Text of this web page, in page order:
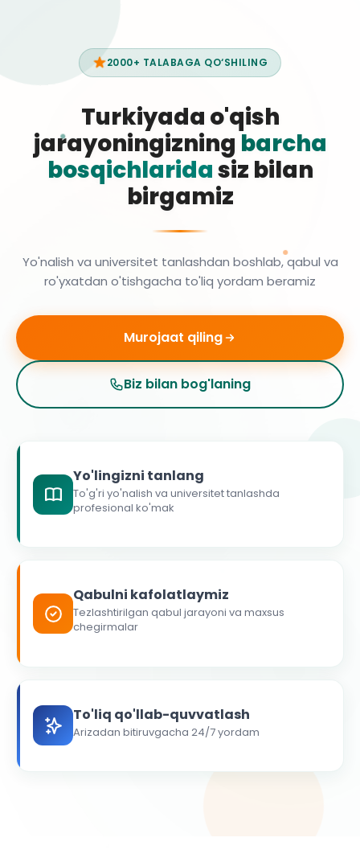
2000+ TALABAGA QO‘SHILING
Turkiyada o'qish
jarayoningizning barcha
bosqichlaridasiz bilan
birgamiz
Yo'nalish va universitet tanlashdan boshlab, qabul va
ro'yxatdan o'tishgacha to'liq yordam beramiz
Murojaat qiling
Biz bilan bog'laning
Yo'lingizni tanlang
To'g'ri yo'nalish va universitet tanlashda
profesional ko'mak
Qabulni kafolatlaymiz
Tezlashtirilgan qabul jarayoni va maxsus
chegirmalar
To'liq qo'llab-quvvatlash
Arizadan bitiruvgacha 24/7 yordam